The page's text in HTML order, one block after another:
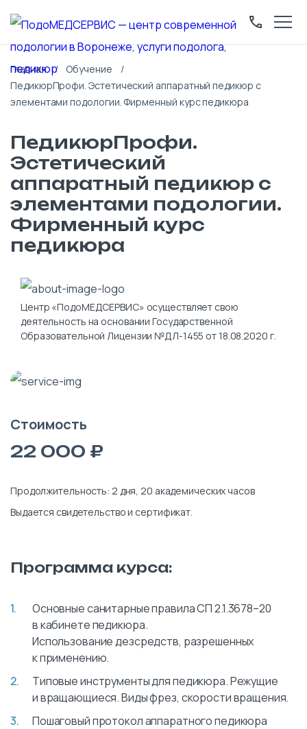
Главная
Обучение
ПедикюрПрофи. Эстетический аппаратный педикюр с
элементами подологии. Фирменный курс педикюра
ПедикюрПрофи.
Эстетический
аппаратный педикюр с
элементами подологии.
Фирменный курс
педикюра
Центр «ПодоМЕДСЕРВИС» осуществляет свою
деятельность на основании Государственной
Образовательной Лицензии №ДЛ-1455 от 18.08.2020 г.
Стоимость
22 000 ₽
Продолжительность: 2 дня, 20 академических часов
Выдается свидетельство и сертификат.
Программа курса:
Основные санитарные правила СП 2.1.3678–20
в кабинете педикюра.
Использование дезсредств, разрешенных
к применению.
Типовые инструменты для педикюра. Режущие
и вращающиеся. Виды фрез, скорости вращения.
Пошаговый протокол аппаратного педикюра